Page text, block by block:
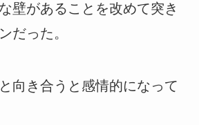
壁があることを改めて突き
だった。
向き合うと感情的になって